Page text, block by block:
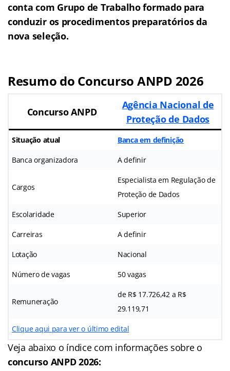
conta com Grupo de Trabalho formado para
conduzir os procedimentos preparatórios da
nova seleção.
Resumo do Concurso ANPD 2026
Concurso ANPD
Agência Nacional de
Proteção de Dados
Situação atual Banca em definição
Banca organizadora A definir
Cargos
Especialista em Regulação de
Proteção de Dados
Escolaridade Superior
Carreiras A definir
Lotação Nacional
Número de vagas 50 vagas
Remuneração
de R$ 17.726,42 a R$
29.119,71
Clique aqui para ver o último edital
Veja abaixo o índicecom informações sobre o
concurso ANPD 2026: